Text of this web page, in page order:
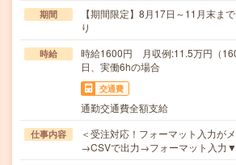
期間
【期間限定】8月17日～11月末ま
り
時給
時給1600円 月収例:11.5万円（
日、実働6hの場合
交通費
通勤交通費全額支給
仕事内容
＜受注対応！フォーマット入力が
→CSVで出力→フォーマット入力